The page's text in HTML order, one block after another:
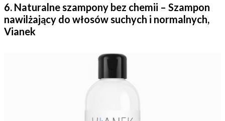
6. Naturalne szampony bez chemii – Szampon
nawilżający do włosów suchych i normalnych,
Vianek